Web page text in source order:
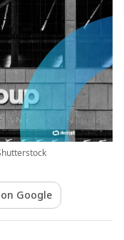
Google